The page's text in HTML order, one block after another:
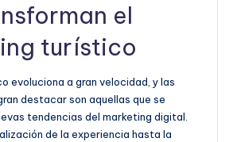
el
turístico
evoluciona a gran velocidad, y las
destacar son aquellas que se
tendencias del marketing digital.
de la experiencia hasta la